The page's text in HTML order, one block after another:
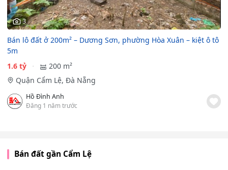
3
Bán lô đất ở 200m² – Dương Sơn, phường Hòa Xuân – kiệt ô tô
5m
1.6 tỷ
200 m²
Quận Cẩm Lệ, Đà Nẵng
Hồ Đình Anh
Đăng 1 năm trước
Bán đất gần Cẩm Lệ